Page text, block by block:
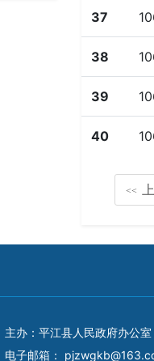
37
38
39
40
<<
主办：平江县人民政府办公室
电子邮箱：